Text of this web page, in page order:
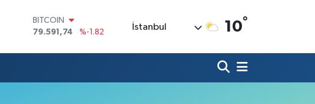
BITCOIN
79.591,74
%-1.82
45,43620
%0.02
İstanbul 10°